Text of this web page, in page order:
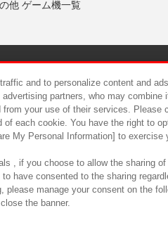
他 ゲーム機一覧
供について カスタマーハラスメ
and to personalize content and
partners, who may combine
your use of their services. Please
each cookie. You have the right to
My Personal Information] to exercise
, if you choose to allow the sharing
have consented to the sharing
please manage your consent on the
the banner.